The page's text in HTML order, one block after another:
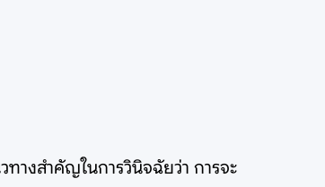
างสำคัญในการวินิจฉัยว่า การจะ